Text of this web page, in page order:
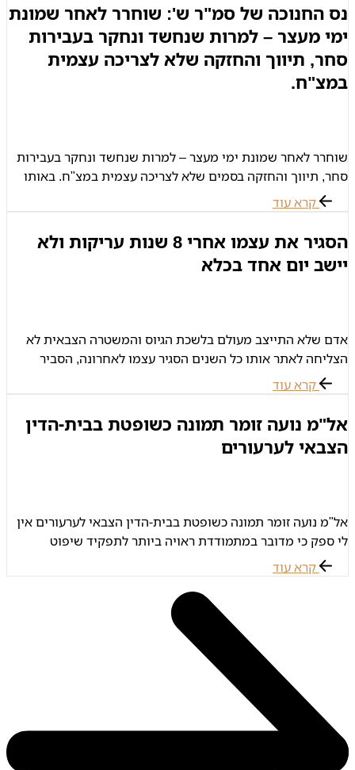
נס החנוכה של סמ"ר ש': שוחרר לאחר שמונת
ימי מעצר – למרות שנחשד ונחקר בעבירות
סחר, תיווך והחזקה שלא לצריכה עצמית
במצ"ח.
שוחרר לאחר שמונת ימי מעצר – למרות שנחשד ונחקר בעבירות
סחר, תיווך והחזקה בסמים שלא לצריכה עצמית במצ"ח. באותו
בוקר הזדכה סמ"ר ש' על הציוד שלו בבסיס, החזיר מדים ונפרד
קרא עוד
הסגיר את עצמו אחרי 8 שנות עריקות ולא
יישב יום אחד בכלא
אדם שלא התייצב מעולם בלשכת הגיוס והמשטרה הצבאית לא
הצליחה לאתר אותו כל השנים הסגיר עצמו לאחרונה, הסביר
שעבר גמילה מסמים וכשהרגיש חזק מספיק כדי להתמודד עם
עברו התייצב. למרות
קרא עוד
אל"מ נועה זומר תמונה כשופטת בבית-הדין
הצבאי לערעורים
אל"מ נועה זומר תמונה כשופטת בבית-הדין הצבאי לערעורים אין
לי ספק כי מדובר במתמודדת ראויה ביותר לתפקיד שיפוט
בבית-הדין לערעורים, אל"מ זומר היא שקולה ומאוזנת, משפטנית
חריפה, מבחינה בין עיקר
קרא עוד